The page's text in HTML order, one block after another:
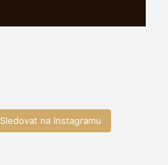
Sledovat na Instagramu